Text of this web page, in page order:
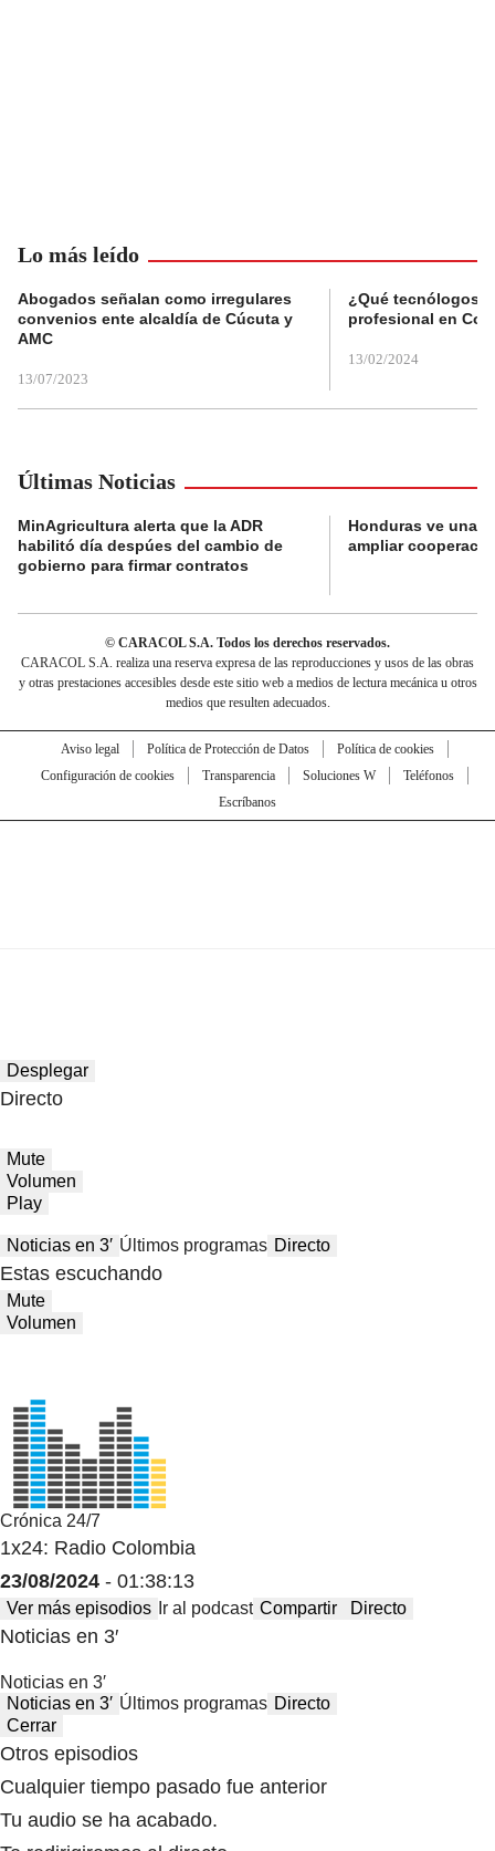
Lo más leído
Abogados señalan como irregulares
convenios ente alcaldía de Cúcuta y
AMC
13/07/2023
¿Qué tecnólogos
profesional en
13/02/2024
Últimas Noticias
MinAgricultura alerta que la ADR
habilitó día despúes del cambio de
gobierno para firmar contratos
Honduras ve una
ampliar
© CARACOL S.A. Todos los derechos reservados.
CARACOL S.A. realiza una reserva expresa de las reproducciones y usos de las obras
y otras prestaciones accesibles desde este sitio web a medios de lectura mecánica u otros
medios que resulten adecuados.
Aviso legal Política de Protección de Datos
Política de cookies
Configuración de cookies
Transparencia Soluciones W
Teléfonos
Escríbanos
Desplegar
Directo
Mute
Volumen
Play
Noticias en 3′ Últimos programas Directo
Estas escuchando
Mute
Volumen
Crónica 24/7
1x24: Radio Colombia
23/08/2024 - 01:38:13
Ver más episodios Ir al podcast Compartir Directo
Noticias en 3′
Noticias en 3′
Noticias en 3′ Últimos programas Directo
Cerrar
Otros episodios
Cualquier tiempo pasado fue anterior
Tu audio se ha acabado.